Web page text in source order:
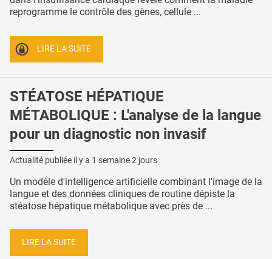
reprogramme le contrôle des gènes, cellule ...
LIRE LA SUITE
STÉATOSE HÉPATIQUE
MÉTABOLIQUE : L'analyse de la langue
pour un diagnostic non invasif
Actualité publiée il y a 1 semaine 2 jours
Un modèle d'intelligence artificielle combinant l'image de la
langue et des données cliniques de routine dépiste la
stéatose hépatique métabolique avec près de ...
LIRE LA SUITE